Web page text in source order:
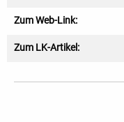
Zum Web-Link:
Zum LK-Artikel: